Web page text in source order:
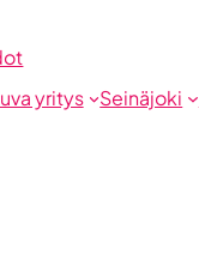
yritys Seinäjoki